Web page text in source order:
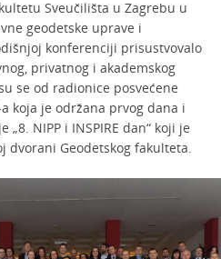
Sveučilišta u Zagrebu u
geodetske uprave i
konferenciji prisustvovalo
privatnog i akademskog
se od radionice posvećene
koja je održana prvog dana i
NIPP i INSPIRE dan“ koji je
dvorani Geodetskog fakulteta.